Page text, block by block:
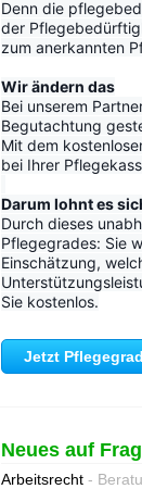
Denn die
der
zum anerkannten
Wir ändern das
Bei unserem
Begutachtung
Mit dem
bei Ihrer
Darum lohnt es
Durch dieses
Pflegegrades: Sie
Einschätzung,
Sie kostenlos.
Jetzt
Neues auf
Arbeitsrecht -